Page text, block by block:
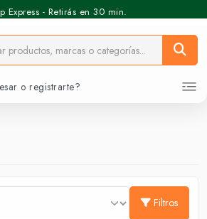
Express - Retirás en 30 min.
o registrarte?
Filtros